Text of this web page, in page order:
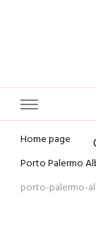
Home page
Porto Palermo
porto-palermo-